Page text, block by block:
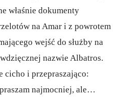
właśnie dokumenty
na Amar i z powrotem
wejść do służby na
nazwie Albatros.
cicho i przepraszająco:
najmocniej, ale…